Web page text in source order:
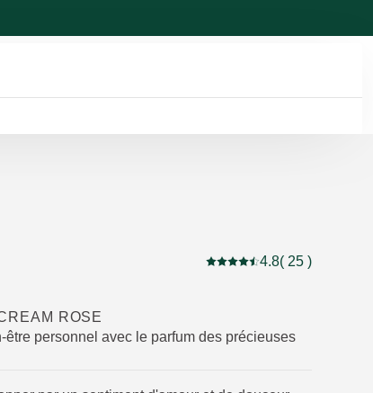
Note actuelle : 4.8 sur 5
4.8( 25 )
ROSE
être personnel avec le parfum des précieuses